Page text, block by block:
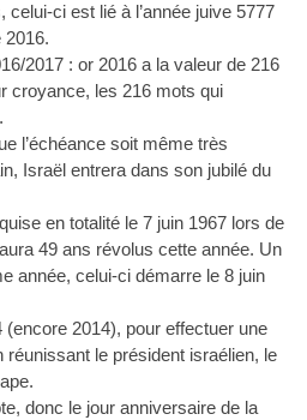
celui-ci est lié à l’année juive 5777
2016.
2017 : or 2016 a la valeur de 216
croyance, les 216 mots qui
l’échéance soit même très
Israël entrera dans son jubilé du
en totalité le 7 juin 1967 lors de
49 ans révolus cette année. Un
année, celui-ci démarre le 8 juin
(encore 2014), pour effectuer une
réunissant le président israélien, le
donc le jour anniversaire de la